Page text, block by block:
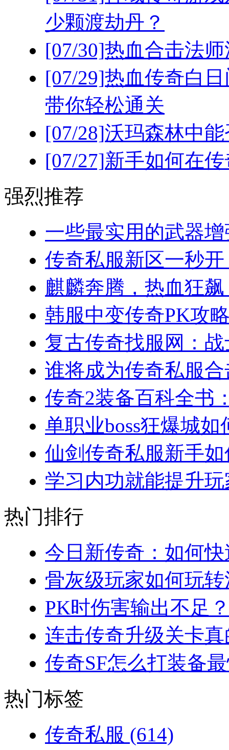
少颗渡劫丹？
[07/30]热血合击法
[07/29]热血传奇白
带你轻松通关
[07/28]沃玛森林中
[07/27]新手如何在
强烈推荐
一些最实用的武器
传奇私服新区一秒开
麒麟奔腾，热血狂
韩服中变传奇PK攻
复古传奇找服网：
谁将成为传奇私服
传奇2装备百科全书
单职业boss狂爆城
仙剑传奇私服新手
学习内功就能提升
热门排行
今日新传奇：如何
骨灰级玩家如何玩
PK时伤害输出不足
连击传奇升级关卡
传奇SF怎么打装备
热门标签
传奇私服 (614)